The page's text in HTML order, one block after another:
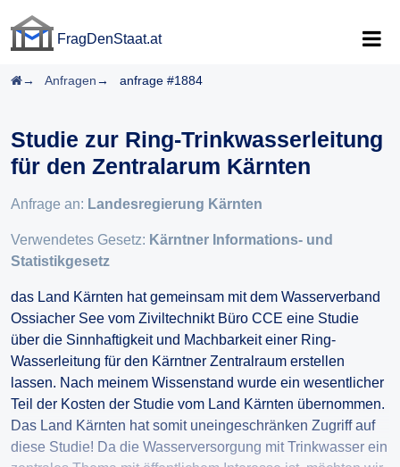
FragDenStaat.at
Startseite
Anfragen anfrage #1884
Studie zur Ring-Trinkwasserleitung
für den Zentralarum Kärnten
Anfrage an: Landesregierung Kärnten
Verwendetes Gesetz: Kärntner Informations- und
Statistikgesetz
das Land Kärnten hat gemeinsam mit dem Wasserverband
Ossiacher See vom Ziviltechnikt Büro CCE eine Studie
über die Sinnhaftigkeit und Machbarkeit einer Ring-
Wasserleitung für den Kärntner Zentralraum erstellen
lassen. Nach meinem Wissenstand wurde ein wesentlicher
Teil der Kosten der Studie vom Land Kärnten übernommen.
Das Land Kärnten hat somit uneingeschränken Zugriff auf
diese Studie! Da die Wasserversorgung mit Trinkwasser ein